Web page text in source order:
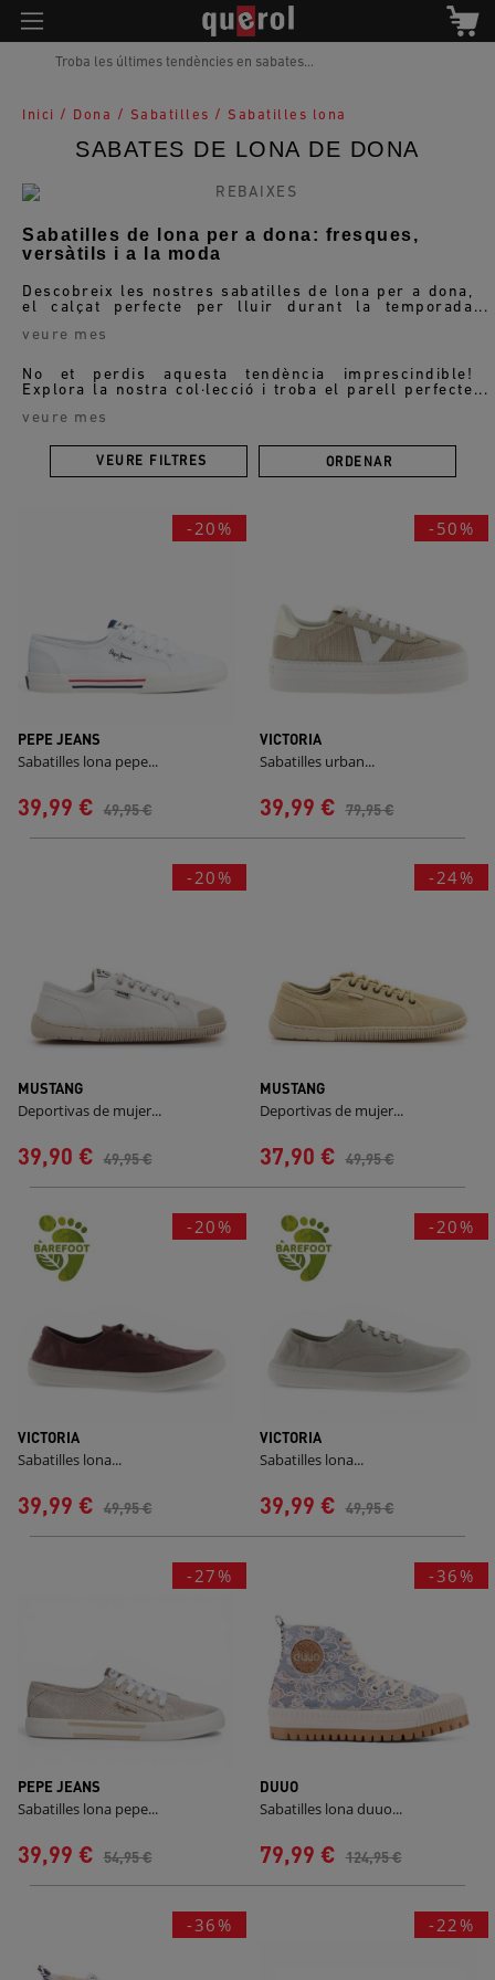
Troba les últimes tendències en sabates...
Inici / Dona / Sabatilles / Sabatilles lona
SABATES DE LONA DE DONA
Sabatilles de lona per a dona: fresques,
versàtils i a la moda
Descobreix les nostres sabatilles de lona per a dona,
el calçat perfecte per lluir durant la temporada
transpirables, aquestes sabatilles són ideals per a la
insuperable, destaquen pel seu estil casual i modern
que s'adapta a qualsevol ocasió.
veure mes
No et perdis aquesta tendència imprescindible!
Explora la nostra col·lecció i troba el parell perfecte
veure mes
VEURE FILTRES ORDENAR
-20%
PEPE JEANS
Sabatilles lona pepe...
39,99 € 49,95 €
-50%
VICTORIA
Sabatilles urban...
39,99 € 79,95 €
-20%
MUSTANG
Deportivas de mujer...
39,90 € 49,95 €
-24%
MUSTANG
Deportivas de mujer...
37,90 € 49,95 €
-20%
VICTORIA
Sabatilles lona...
39,99 € 49,95 €
-20%
VICTORIA
Sabatilles lona...
39,99 € 49,95 €
-27%
PEPE JEANS
Sabatilles lona pepe...
39,99 € 54,95 €
-36%
DUUO
Sabatilles lona duuo...
79,99 € 124,95 €
-36% -22%